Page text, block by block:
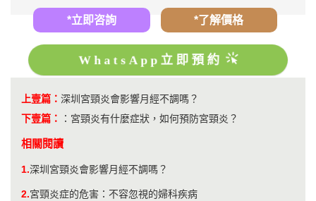
*立即咨詢 *了解價格
WhatsApp立即預約
上壹篇： 深圳宮頸炎會影響月經不調嗎？
下壹篇：
： 宮頸炎有什麼症狀，如何預防宮頸炎？
相關閱讀
1.深圳宮頸炎會影響月經不調嗎？
2.宮頸炎症的危害：不容忽視的婦科疾病